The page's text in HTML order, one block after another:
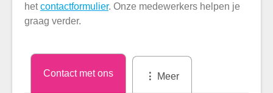
hetcontactformulier. Onze medewerkers helpen je
graag verder.
Contact met ons Meer